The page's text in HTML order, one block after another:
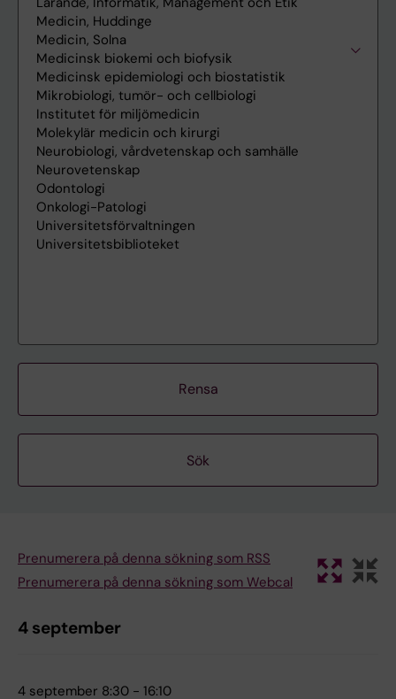
Rensa
Prenumerera på denna sökning som RSS
Prenumerera på denna sökning som Webcal
4 september
4 september 8:30 - 16:10